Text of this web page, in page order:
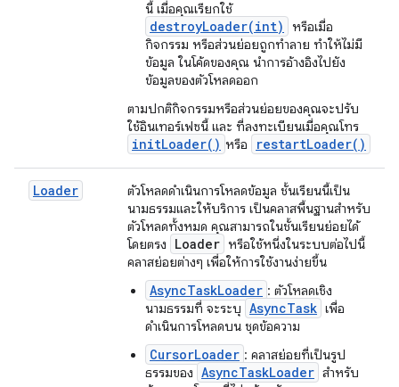
นี้ เมื่อคุณเรียกใช้
destroyLoader(int)
หรือเมื่อ
กิจกรรม หรือส่วนย่อยถูกทำลาย ทำให้ไม่มี
ข้อมูล ในโค้ดของคุณ นำการอ้างอิงไปยัง
ข้อมูลของตัวโหลดออก
ตามปกติกิจกรรมหรือส่วนย่อยของคุณจะปรับ
ใช้อินเทอร์เฟซนี้ และ ที่ลงทะเบียนเมื่อคุณโทร
initLoader( ) หรือ restartLoader( )
Loader
ตัวโหลดดำเนินการโหลดข้อมูล ชั้นเรียนนี้เป็น
นามธรรมและให้บริการ เป็นคลาสพื้นฐานสำหรับ
ตัวโหลดทั้งหมด คุณสามารถในชั้นเรียนย่อยได้
โดยตรง
Loader หรือใช้หนึ่งในระบบต่อไปนี้
คลาสย่อยต่างๆ เพื่อให้การใช้งานง่ายขึ้น
AsyncTaskLoader : ตัวโหลดเชิง
นามธรรมที่ จะระบุ AsyncTask เพื่อ
ดำเนินการโหลดบน ชุดข้อความ
CursorLoader : คลาสย่อยที่เป็นรูป
ธรรมของ AsyncTaskLoader สำหรับ